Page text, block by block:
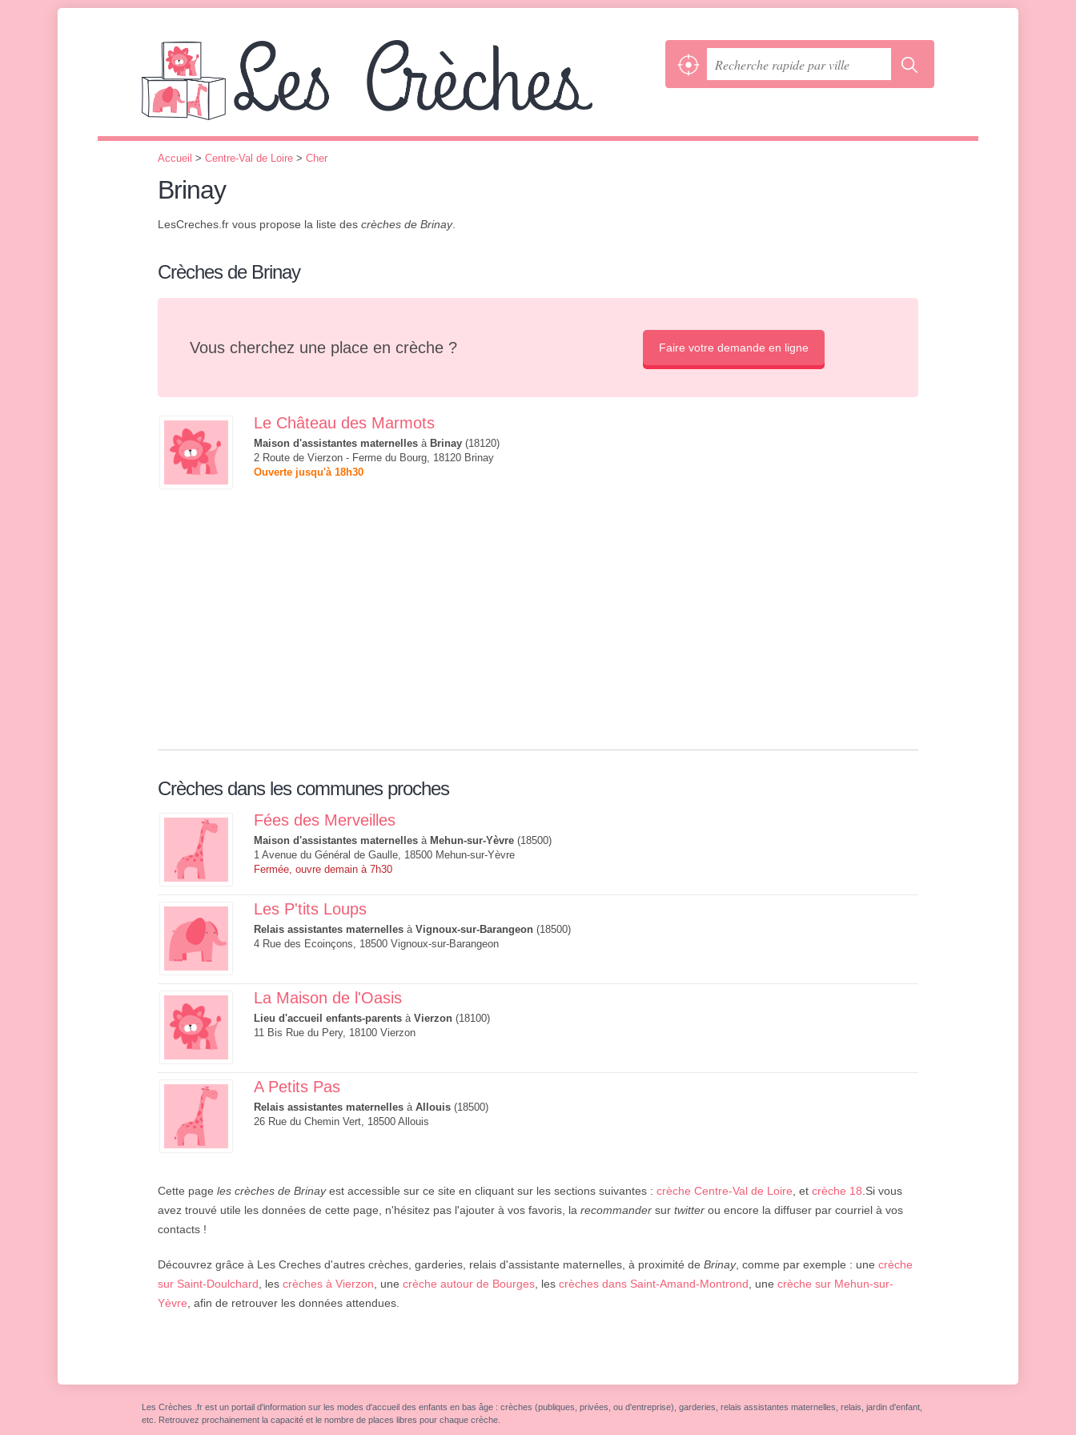
Accueil > Centre-Val de Loire > Cher
Brinay
LesCreches.fr vous propose la liste des crèches de Brinay.
Crèches de Brinay
Vous cherchez une place en crèche ? Faire votre demande en ligne
Le Château des Marmots
Maison d'assistantes maternelles à Brinay (18120)
2 Route de Vierzon - Ferme du Bourg, 18120 Brinay
Ouverte jusqu'à 18h30
Crèches dans les communes proches
Fées des Merveilles
Maison d'assistantes maternelles à Mehun-sur-Yèvre (18500)
1 Avenue du Général de Gaulle, 18500 Mehun-sur-Yèvre
Fermée, ouvre demain à 7h30
Les P'tits Loups
Relais assistantes maternelles à Vignoux-sur-Barangeon (18500)
4 Rue des Ecoinçons, 18500 Vignoux-sur-Barangeon
La Maison de l'Oasis
Lieu d'accueil enfants-parents à Vierzon (18100)
11 Bis Rue du Pery, 18100 Vierzon
A Petits Pas
Relais assistantes maternelles à Allouis (18500)
26 Rue du Chemin Vert, 18500 Allouis
Cette page les crèches de Brinayest accessible sur ce site en cliquant sur les sections suivantes : crèche Centre-Val de Loire , et crèche 18 .Si vous
avez trouvé utile les données de cette page, n'hésitez pas l'ajouter à vos favoris, la recommander sur twitter ou encore la diffuser par courriel à vos
contacts !
Découvrez grâce à Les Creches d'autres crèches, garderies, relais d'assistante maternelles, à proximité de Brinay, comme par exemple : une crèche
sur Saint-Doulchard , les crèches à Vierzon , une crèche autour de Bourges , les crèches dans Saint-Amand-Montrond , une crèche sur Mehun-sur-
Yèvre , afin de retrouver les données attendues.
Les Crèches .fr est un portail d'information sur les modes d'accueil des enfants en bas âge : crèches (publiques, privées, ou d'entreprise), garderies, relais assistantes maternelles, relais, jardin d'enfant,
etc. Retrouvez prochainement la capacité et le nombre de places libres pour chaque crèche.